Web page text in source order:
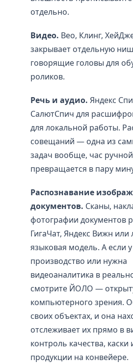
отдельно.
Видео. Вео, Клинг,
закрывает отдельную
говорящие головы для
роликов.
Речь и аудио. Яндекс
СалютСпич для
для локальной работы.
совещаний — одна из
задач вообще, час
превращается в пару
Распознавание
документов. Сканы,
фотографии документов
ГигаЧат, Яндекс Вижн
языковая модель. А если у
производство или нужна
видеоаналитика в
смотрите ЙОЛО —
компьютерного зрения.
своих объектах, и она
отслеживает их прямо в
контроль качества,
продукции на конвейере.